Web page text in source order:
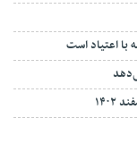
با اعتیاد است